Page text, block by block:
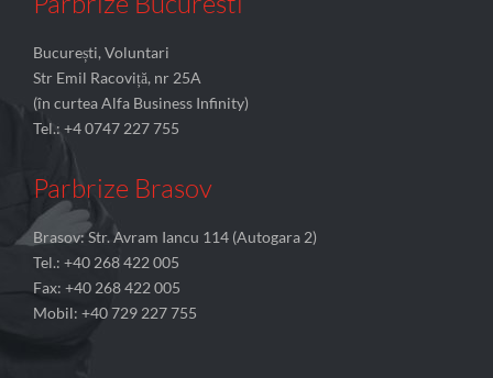
București, Voluntari
Str Emil Racoviță, nr 25A
(în curtea Alfa Business Infinity)
Tel.: +4 0747 227 755
Parbrize Brasov
Brasov: Str. Avram Iancu 114 (Autogara 2)
Tel.: +40 268 422 005
Fax: +40 268 422 005
Mobil: +40 729 227 755